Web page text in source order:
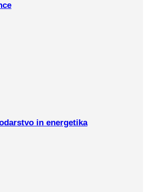
in energetika